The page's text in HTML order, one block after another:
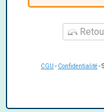
CGU - Confidentialité-